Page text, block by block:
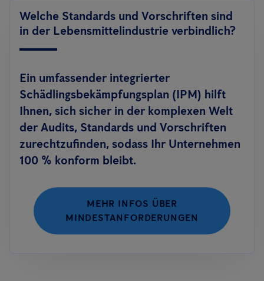
Welche Standards und Vorschriften sind
in der Lebensmittelindustrie verbindlich?
Ein umfassender integrierter
Schädlingsbekämpfungsplan (IPM) hilft
Ihnen, sich sicher in der komplexen Welt
der Audits, Standards und Vorschriften
zurechtzufinden, sodass Ihr Unternehmen
100 % konform bleibt.
MEHR INFOS ÜBER
MINDESTANFORDERUNGEN